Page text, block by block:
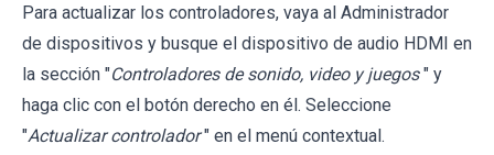
Para actualizar los controladores, vaya al Administrador
de dispositivos y busque el dispositivo de audio HDMI en
la sección "Controladores de sonido, video y juegos " y
haga clic con el botón derecho en él. Seleccione
"Actualizar controlador " en el menú contextual.